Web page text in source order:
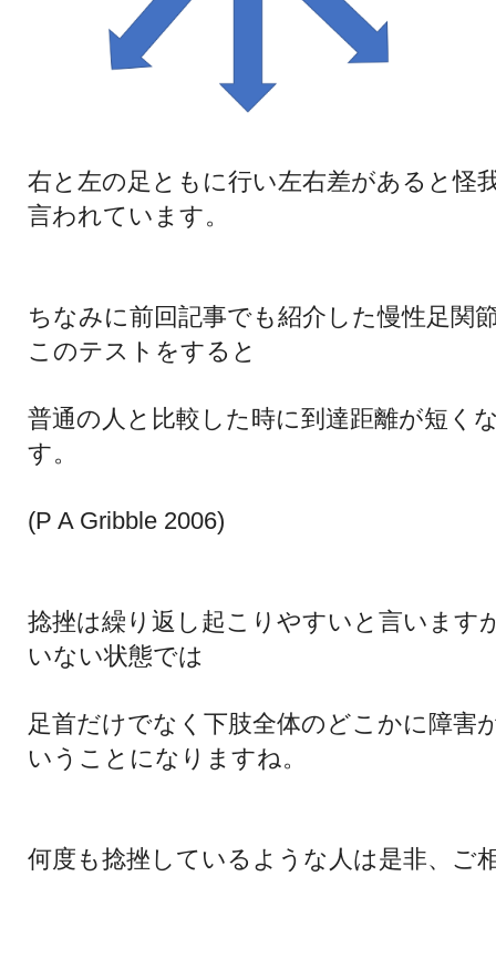
右と左の足ともに行い左右差があると怪
言われています。
ちなみに前回記事でも紹介した慢性足関
このテストをすると
普通の人と比較した時に到達距離が短く
す。
(P A Gribble 2006)
捻挫は繰り返し起こりやすいと言います
いない状態では
足首だけでなく下肢全体のどこかに障害
いう ことになりますね。
何度も捻挫しているような人は是非、ご